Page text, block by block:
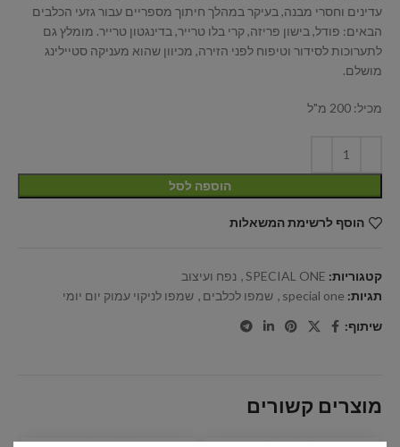
עדינים וחסרי מבנה, בעיקר במהלך חיתוך מספריים עבור גזעי הכלבים
הבאים: פודל, בישון פריזה, קרי בלו טרייר, בדינגטון טרייר. מומלץ גם
לתערוכות לסידור וטיפוח לפני הזירה, מכיוון שהוא מעניקה סטיילינג
מושלם.
מכיל: 200 מ"ל
הוספה לסל
הוסף לרשימת המשאלות
קטגוריות: SPECIAL ONE
, נפח ועיצוב
תגיות: special one
, שמפו לכלבים , שמפו לניקוי עמוק יום יומי
שיתוף:
מוצרים קשורים